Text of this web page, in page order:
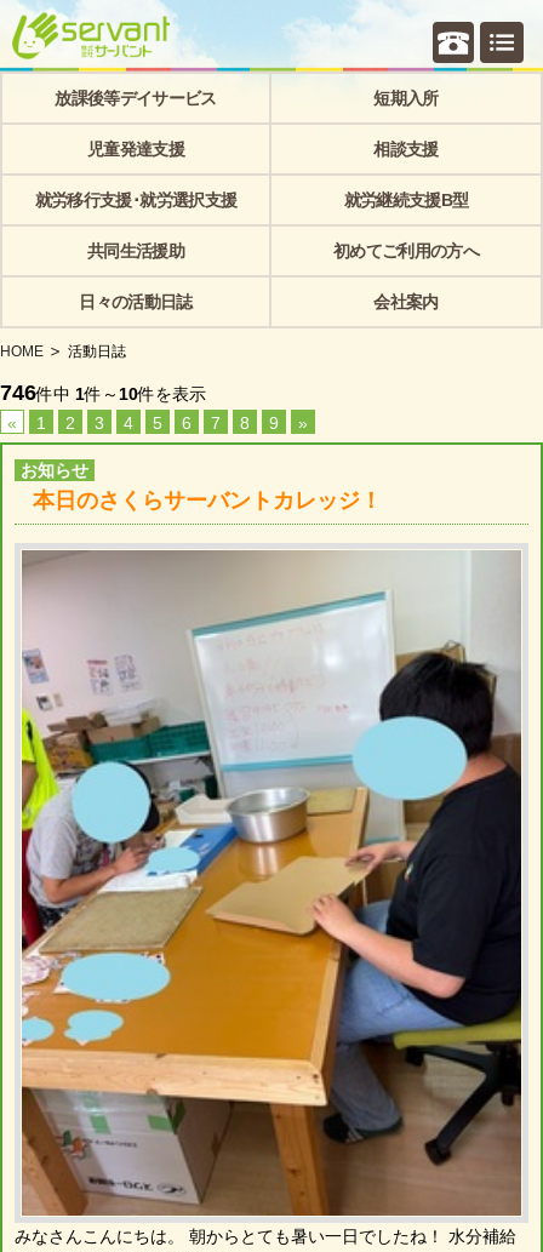
個別相
放課後等デイサービス 短期入所
児童発達支援 相談支援
就労移行支援･就労選択支援 就労継続支援B型
共同生活援助 初めてご利用の方へ
日々の活動日誌 会社案内
HOME 活動日誌
746件中 1件～ 10件を表示
«
1 2 3 4 5 6 7 8 9 »
お知らせ
本日のさくらサーバントカレッジ！
みなさんこんにちは。 朝からとても暑い一日でしたね！ 水分補給